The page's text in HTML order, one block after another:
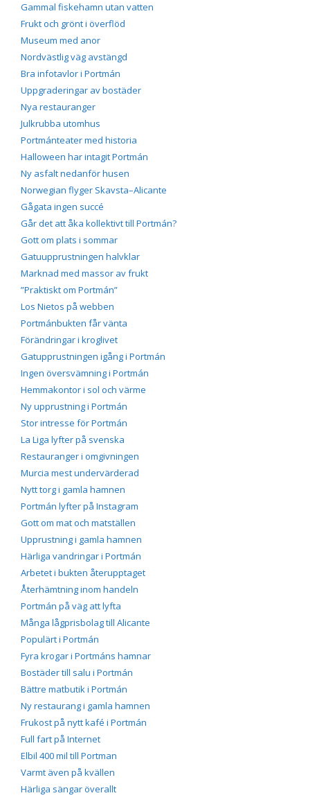
Gammal fiskehamn utan vatten
Frukt och grönt i överflöd
Museum med anor
Nordvästlig väg avstängd
Bra infotavlor i Portmán
Uppgraderingar av bostäder
Nya restauranger
Julkrubba utomhus
Portmánteater med historia
Halloween har intagit Portmán
Ny asfalt nedanför husen
Norwegian flyger Skavsta–Alicante
Gågata ingen succé
Går det att åka kollektivt till Portmán?
Gott om plats i sommar
Gatuupprustningen halvklar
Marknad med massor av frukt
”Praktiskt om Portmán”
Los Nietos på webben
Portmánbukten får vänta
Förändringar i kroglivet
Gatupprustningen igång i Portmán
Ingen översvämning i Portmán
Hemmakontor i sol och värme
Ny upprustning i Portmán
Stor intresse för Portmán
La Liga lyfter på svenska
Restauranger i omgivningen
Murcia mest undervärderad
Nytt torg i gamla hamnen
Portmán lyfter på Instagram
Gott om mat och matställen
Upprustning i gamla hamnen
Härliga vandringar i Portmán
Arbetet i bukten återupptaget
Återhämtning inom handeln
Portmán på väg att lyfta
Många lågprisbolag till Alicante
Populärt i Portmán
Fyra krogar i Portmáns hamnar
Bostäder till salu i Portmán
Bättre matbutik i Portmán
Ny restaurang i gamla hamnen
Frukost på nytt kafé i Portmán
Full fart på Internet
Elbil 400 mil till Portman
Varmt även på kvällen
Härliga sängar överallt